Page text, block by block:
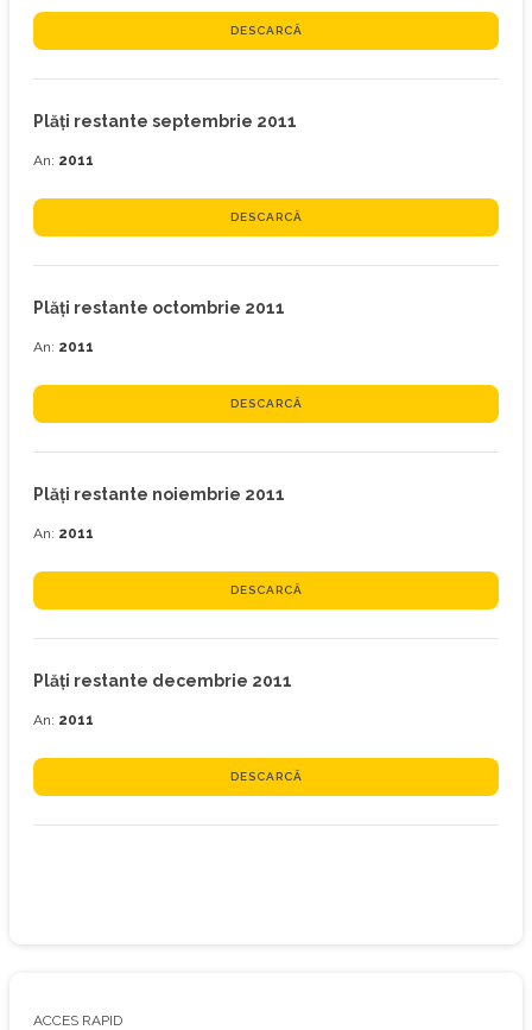
DESCARCĂ
Plăţi restante septembrie 2011
An: 2011
DESCARCĂ
Plăţi restante octombrie 2011
An: 2011
DESCARCĂ
Plăţi restante noiembrie 2011
An: 2011
DESCARCĂ
Plăţi restante decembrie 2011
An: 2011
DESCARCĂ
ACCES RAPID